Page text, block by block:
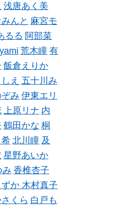
浅唐あく美
んと 麻宮モ
るる 阿部菜
荒木瞳 有
飯倉えりか
え 五十川み
み 伊東エリ
上原リナ 内
鶴田かな 桐
北川瞳 及
星野あいか
み 香椎杏子
か 木村真子
くら 白戸も